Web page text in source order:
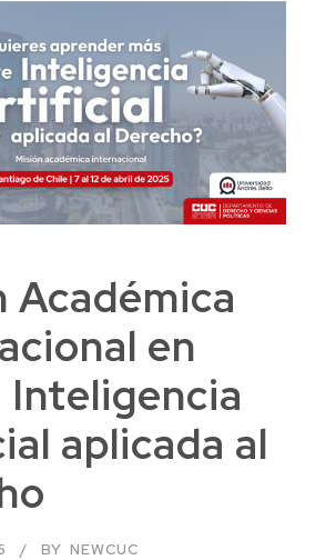
Académica
en
Inteligencia
aplicada al
BY NEWCUC